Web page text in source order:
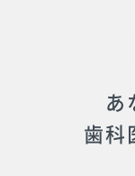
あ
歯科